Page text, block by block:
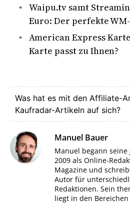
Waipu.tv samt
Euro: Der perfekte
American Express
Karte passt zu Ihnen?
Was hat es mit den Affiliate-
Kaufradar-Artikeln auf sich?
Manuel Bauer
Manuel begann
2009 als Online-
Magazine und
Autor für
Redaktionen. Sein
liegt in den